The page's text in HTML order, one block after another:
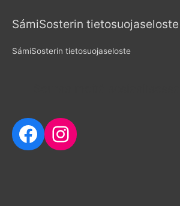
SámiSosterin tietosuojaseloste
SámiSosterin tietosuojaseloste
Facebook
Instagram